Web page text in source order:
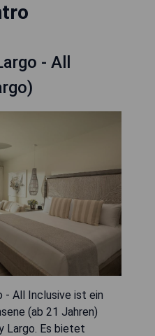
- All
- All Inclusive ist ein
(ab 21 Jahren)
Largo. Es bietet